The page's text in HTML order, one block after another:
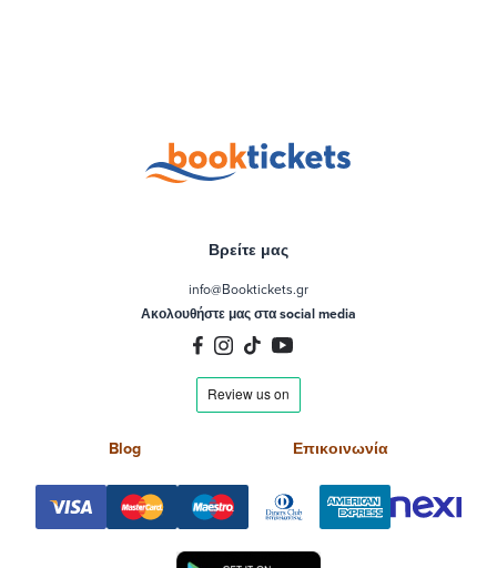
Βρείτε μας
info@Booktickets.gr
Ακολουθήστε μας στα social media
Blog Επικοινωνία